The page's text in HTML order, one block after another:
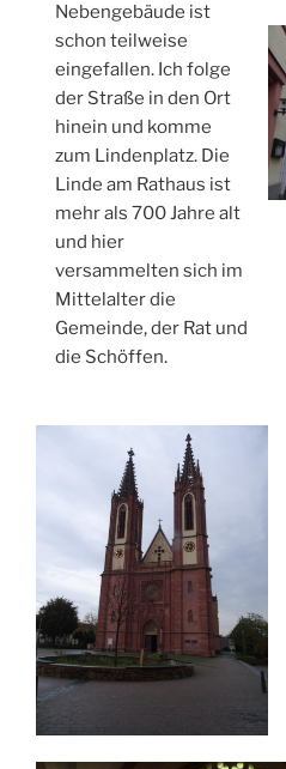
Nebengebäude ist
schon teilweise
eingefallen. Ich folge
der Straße in den Ort
hinein und komme
zum Lindenplatz. Die
Linde am Rathaus ist
mehr als 700 Jahre alt
und hier
versammelten sich im
Mittelalter die
Gemeinde, der Rat und
die Schöffen.